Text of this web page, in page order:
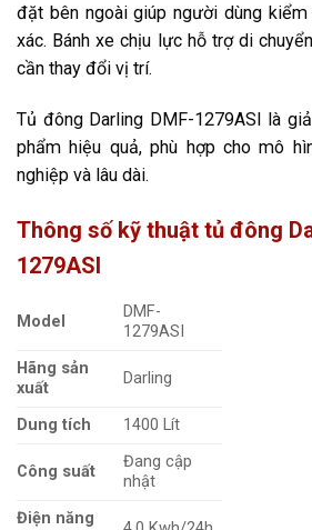
đặt bên ngoài giúp người dùng
xác. Bánh xe chịu lực hỗ trợ di
cần thay đổi vị trí.
Tủ đông Darling DMF-1279ASI là
phẩm hiệu quả, phù hợp cho mô
nghiệp và lâu dài.
Thông số kỹ thuật tủ đông
1279ASI
Model
DMF-
1279ASI
Hãng sản
xuất
Darling
Dung tích 1400 Lít
Công suất
Đang cập
nhật
Điện năng